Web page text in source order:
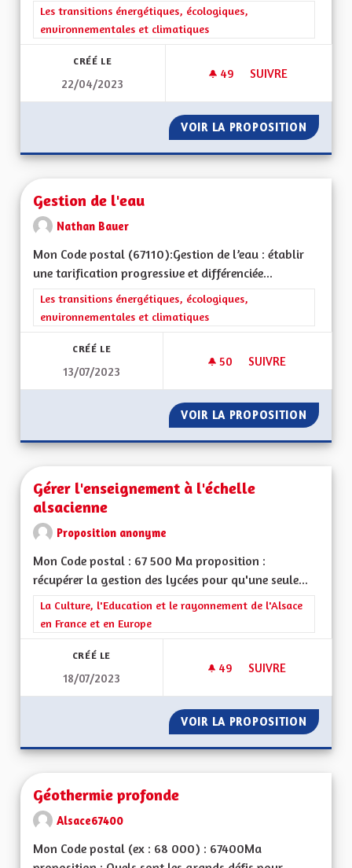
Filtrer les résultats de la catégorie : Les transitions
Les transitions énergétiques, écologiques,
environnementales et climatiques
CRÉÉ LE
22/04/2023
49 49 ABONNÉS
SUIVRE
VOIR LA PROPOSITION
Gestion de l'eau
Nathan Bauer
Mon Code postal (67110):Gestion de l’eau : établir
une tarification progressive et différenciée...
Filtrer les résultats de la catégorie : Les transitions
Les transitions énergétiques, écologiques,
environnementales et climatiques
CRÉÉ LE
13/07/2023
50 50 ABONNÉS
SUIVRE
VOIR LA PROPOSITION
Gérer l'enseignement à l'échelle
alsacienne
Proposition anonyme
Mon Code postal : 67 500 Ma proposition :
récupérer la gestion des lycées pour qu'une seule...
Filtrer les résultats de la catégorie : La Culture, l'Education et
La Culture, l'Education et le rayonnement de l'Alsace
en France et en Europe
CRÉÉ LE
18/07/2023
49 49 ABONNÉS
SUIVRE
VOIR LA PROPOSITION
Géothermie profonde
Alsace67400
Mon Code postal (ex : 68 000) : 67400Ma